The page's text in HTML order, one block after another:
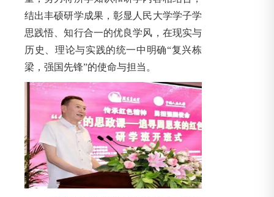
结出丰硕研学成果，彰显人民大学学子学
思践悟、知行合一的优良学风，在现实与
历史、理论与实践的统一中明确“复兴栋
梁，强国先锋”的使命与担当。